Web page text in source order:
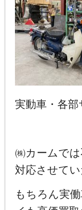
実動車・各
㈱カームで
対応させて
もちろん実